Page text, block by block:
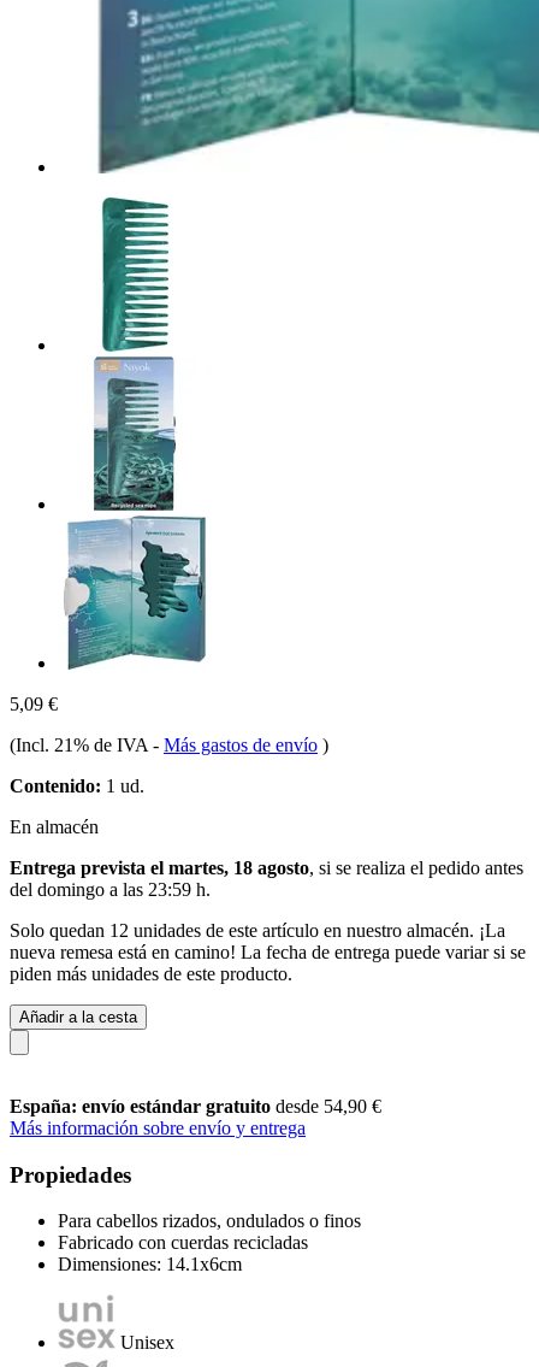
5,09 €
(Incl. 21% de IVA - Más gastos de envío )
Contenido: 1 ud.
En almacén
Entrega prevista el martes, 18 agosto, si se realiza el pedido antes
del domingo a las 23:59 h.
Solo quedan 12 unidades de este artículo en nuestro almacén. ¡La
nueva remesa está en camino! La fecha de entrega puede variar si se
piden más unidades de este producto.
Añadir a la cesta
España: envío estándar gratuito desde 54,90 €
Más información sobre envío y entrega
Propiedades
Para cabellos rizados, ondulados o finos
Fabricado con cuerdas recicladas
Dimensiones: 14.1x6cm
Unisex